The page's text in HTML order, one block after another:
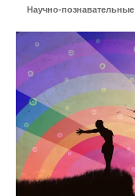
Научно-познавательные